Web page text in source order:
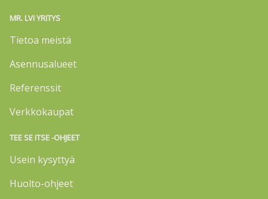
MR. LVI YRITYS
Tietoa meistä
Asennusalueet
Referenssit
Verkkokaupat
TEE SE ITSE -OHJEET
Usein kysyttyä
Huolto-ohjeet